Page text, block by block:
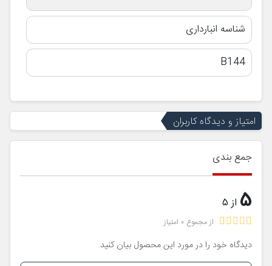
شناسه انبارداری
B144
امتیاز و دیدگاه کاربران
جمع بندی
5 از 5
از مجموع 0 امتیاز
دیدگاه خود را در مورد این محصول بیان کنید